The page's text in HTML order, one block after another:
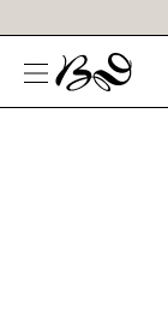
Prekių
paieška
N